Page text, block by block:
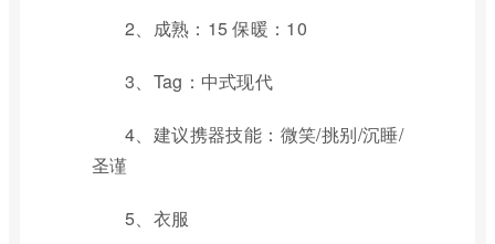
2、成熟：15 保暖：10
3、Tag：中式现代
4、建议携器技能：微笑/挑别/沉睡/
圣谨
5、衣服